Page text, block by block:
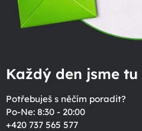
Každý den jsme
Potřebuješ s něčím poradit?
Po-Ne: 8:30 - 20:00
+420 737 565 577